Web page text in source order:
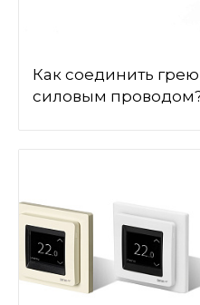
Как соединить
силовым